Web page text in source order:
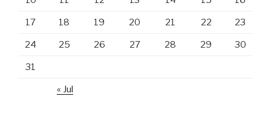
17 18 19 20 21 22 23
24 25 26 27 28 29 30
31
« Jul